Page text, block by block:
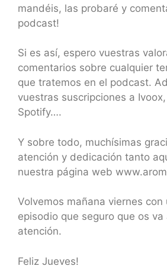
mandéis, las probaré y
podcast!
Si es así, espero vuestras
comentarios sobre cualquier
que tratemos en el podcast.
vuestras suscripciones a
Spotify….
Y sobre todo, muchísimas
atención y dedicación tanto
nuestra página web
Volvemos mañana viernes con
episodio que seguro que os va
atención.
Feliz Jueves!